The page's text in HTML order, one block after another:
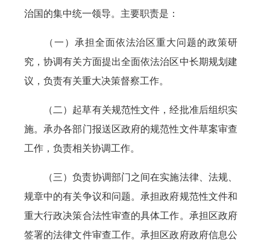
治国的集中统一领导。主要职责是：
（一）承担全面依法治区重大问题的政策研
究，协调有关方面提出全面依法治区中长期规划建
议，负责有关重大决策督察工作。
（二）起草有关规范性文件，经批准后组织实
施。承办各部门报送区政府的规范性文件草案审查
工作，负责相关协调工作。
（三）负责协调部门之间在实施法律、法规、
规章中的有关争议和问题。承担政府规范性文件和
重大行政决策合法性审查的具体工作。承担区政府
签署的法律文件审查工作。承担区政府政府信息公